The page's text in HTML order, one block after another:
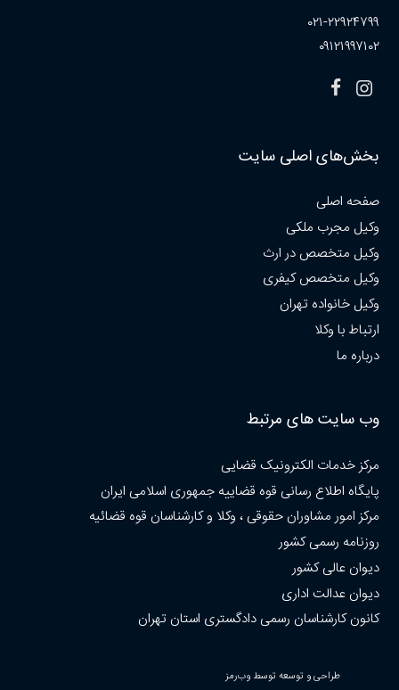
۰۲۱-۲۲۹۲۴۷۹۹
۰۹۱۲۱۹۹۷۱۰۲
بخش‌های اصلی سایت
صفحه اصلی
وکیل مجرب ملکی
وکیل متخصص در ارث
وکیل متخصص کیفری
وکیل خانواده تهران
ارتباط با وکلا
درباره ما
وب سایت های مرتبط
مرکز خدمات الکترونیک قضایی
پایگاه اطلاع رسانی قوه قضاییه جمهوری اسلامی ایران
مرکز امور مشاوران حقوقی ، وکلا و کارشناسان قوه قضائیه
روزنامه رسمی کشور
دیوان عالی کشور
دیوان عدالت اداری
کانون کارشناسان رسمی دادگستری استان تهران
طراحی و توسعه توسط وب‌رمز